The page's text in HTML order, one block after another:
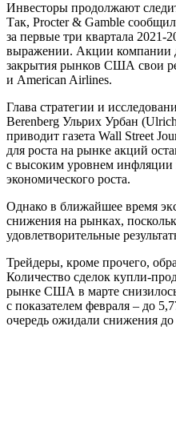
Инвесторы продолжают
Так, Procter & Gamble
за первые три квартала 2021-
выражении. Акции компании
закрытия рынков США свои
и American Airlines.
Глава стратегии и
Berenberg Ульрих Урбан
приводит газета Wall Street
для роста на рынке акций
с высоким уровнем инфляции
экономического роста.
Однако в ближайшее время
снижения на рынках,
удовлетворительные
Трейдеры, кроме прочего,
Количество сделок купли-
рынке США в марте
с показателем февраля – до
очередь ожидали снижения